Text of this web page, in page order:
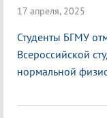
17 апреля, 2025
Студенты БГМУ
Всероссийской
нормальной